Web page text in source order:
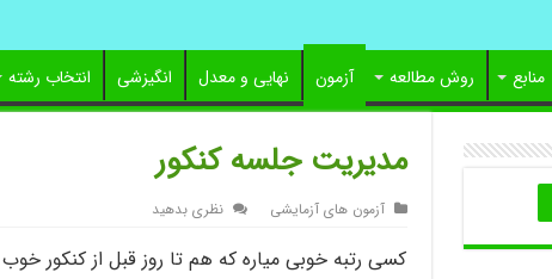
منابع روش مطالعه آزمون نهایی و معدل انگیزشی انتخاب رشته
مدیریت جلسه کنکور
آزمون های آزمایشی نظری بدهید
کسی رتبه خوبی میاره که هم تا روز قبل از کنکور